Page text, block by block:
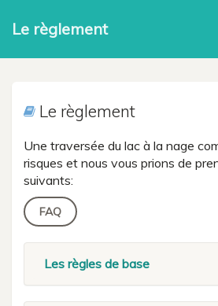
Le règlement
Le règlement
Une traversée du lac à la nage
risques et nous vous prions de
suivants:
FAQ
Les règles de base